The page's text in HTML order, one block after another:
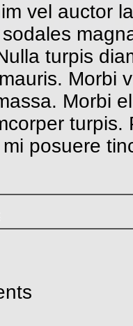
vel auctor
turpis
Morbi
Morbi
turpis.
posuere